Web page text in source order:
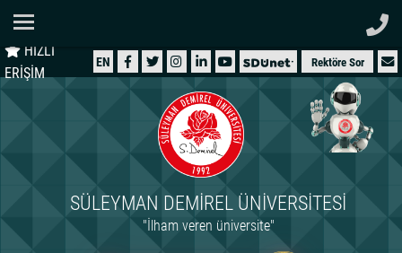
HIZLI
ERİŞİM
EN Rektöre Sor
SÜLEYMAN DEMIREL ÜNIVERSITESI
"İlham veren üniversite"
ÜNİVERSİTEMİZ
İDARİ
ARAŞTIRMA